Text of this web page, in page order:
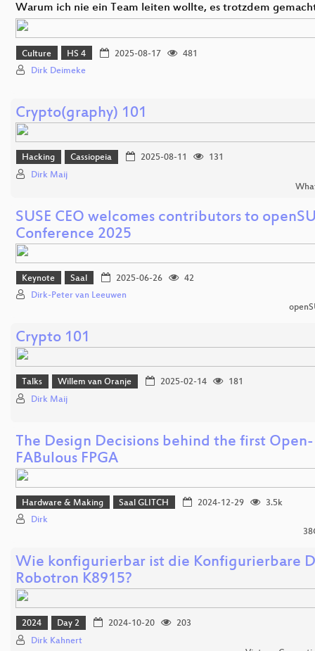
Warum ich nie ein Team leiten wollte, es trotzdem
Culture HS 4 2025-08-17
481
Dirk Deimeke
Crypto(graphy) 101
Hacking Cassiopeia 2025-08-11
131
Dirk Maij
SUSE CEO welcomes contributors to
Conference 2025
Keynote Saal 2025-06-26
42
Dirk-Peter van Leeuwen
Crypto 101
Talks Willem van Oranje 2025-02-14
181
Dirk Maij
The Design Decisions behind the first
FABulous FPGA
Hardware & Making Saal GLITCH 2024-12-29
3.5k
Dirk
Wie konfigurierbar ist die Konfigurierbare
Robotron K8915?
2024 Day 2 2024-10-20
203
Dirk Kahnert